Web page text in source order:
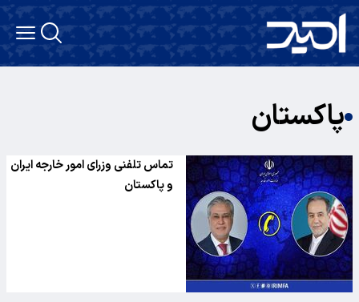
پاکستان
تماس تلفنی وزرای امور خارجه ایران
و پاکستان